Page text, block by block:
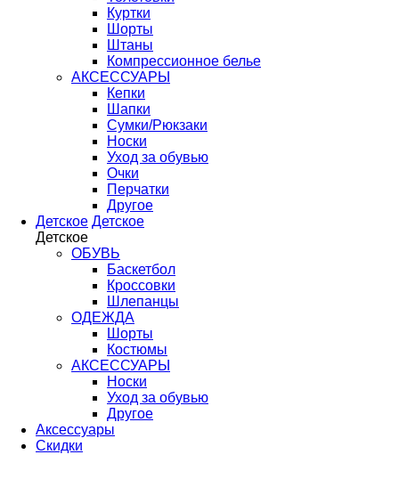
Куртки
Шорты
Штаны
Компрессионное белье
АКСЕССУАРЫ
Кепки
Шапки
Сумки/Рюкзаки
Носки
Уход за обувью
Очки
Перчатки
Другое
Детское Детское
Детское
ОБУВЬ
Баскетбол
Кроссовки
Шлепанцы
ОДЕЖДА
Шорты
Костюмы
АКСЕССУАРЫ
Носки
Уход за обувью
Другое
Аксессуары
Скидки